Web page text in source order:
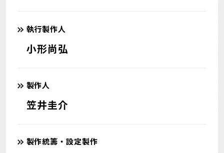
執行製作人
小形尚弘
製作人
笠井圭介
製作統籌・設定製作